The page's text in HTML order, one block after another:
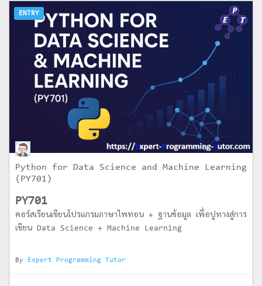
ENTRY
Python for Data Science and Machine Learning
(PY701)
PY701
คอร์สเรียนเขียนโปรแกรมภาษาไพทอน + ฐานข้อมูล เพื่อปูทางสู่การ
เขียน Data Science + Machine Learning
By Expert Programming Tutor